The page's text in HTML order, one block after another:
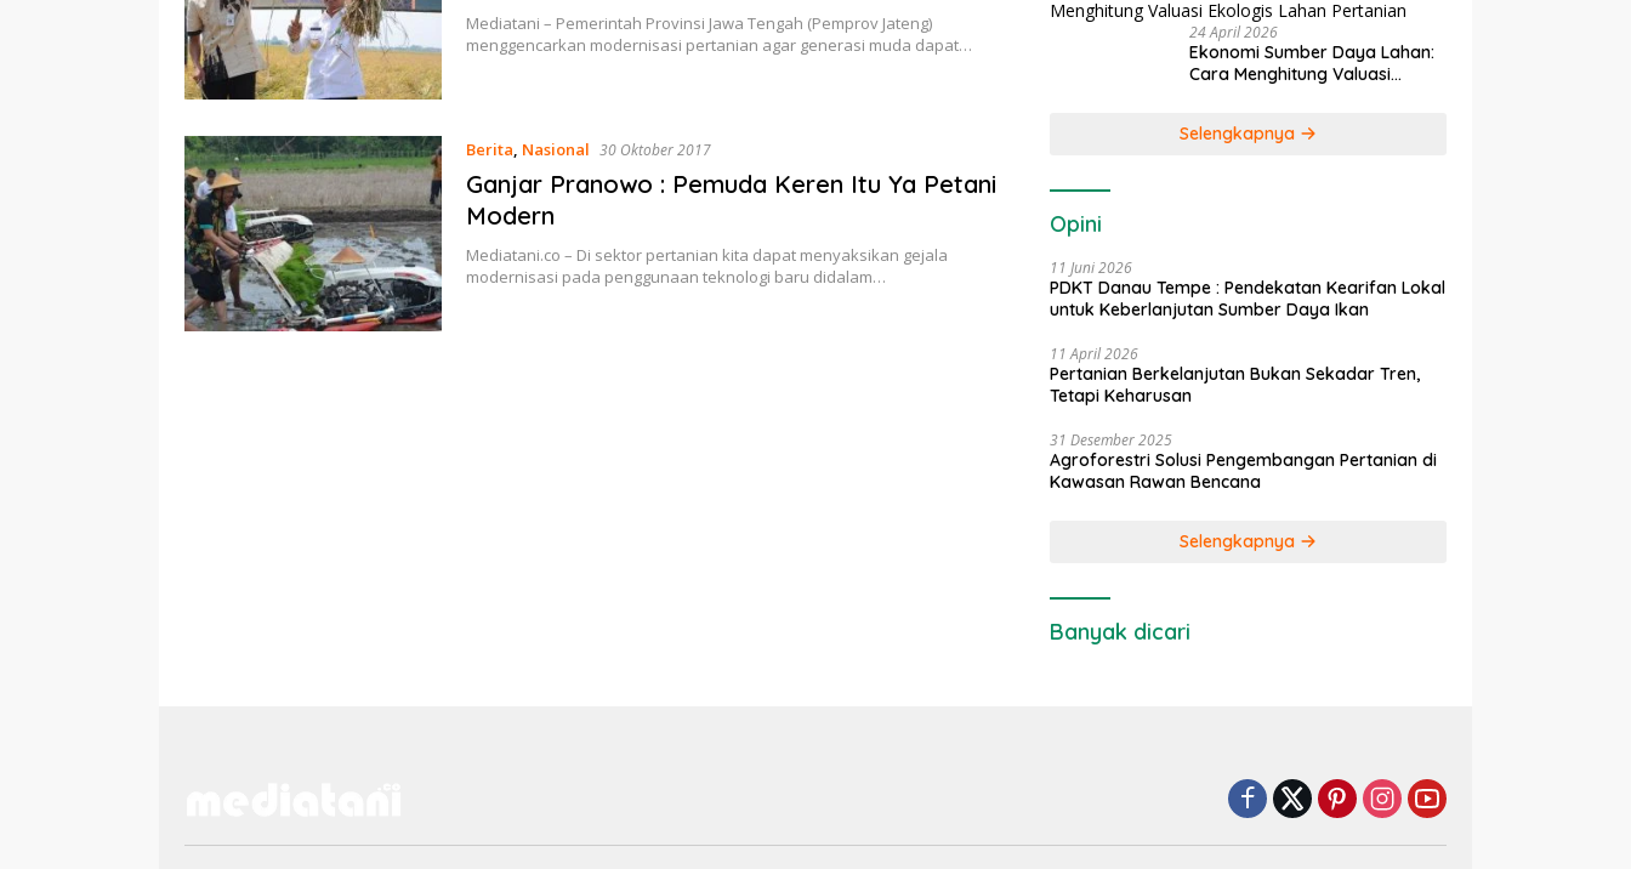
Mediatani – Pemerintah Provinsi Jawa Tengah (Pemprov Jateng)
menggencarkan modernisasi pertanian agar generasi muda dapat…
Berita, Nasional 30 Oktober 2017
Ganjar Pranowo : Pemuda Keren Itu Ya Petani
Modern
Mediatani.co – Di sektor pertanian kita dapat menyaksikan gejala
modernisasi pada penggunaan teknologi baru didalam…
24 April 2026
Ekonomi Sumber Daya Lahan:
Cara Menghitung Valuasi
Selengkapnya
Opini
11 Juni 2026
PDKT Danau Tempe : Pendekatan Kearifan Lokal
untuk Keberlanjutan Sumber Daya Ikan
11 April 2026
Pertanian Berkelanjutan Bukan Sekadar Tren,
Tetapi Keharusan
31 Desember 2025
Agroforestri Solusi Pengembangan Pertanian di
Kawasan Rawan Bencana
Selengkapnya
Banyak dicari